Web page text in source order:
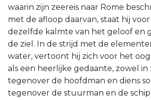
Joël
Jona
Hábakuk
waarin zijn zeereis naar Rome
met de afloop daarvan, staat hij
dezelfde kalmte van het geloof en
de ziel. In de strijd met de
water, vertoont hij zich voor het
als een heerlijke gedaante, zowel in
tegenover de hoofdman en diens
tegenover de stuurman en de